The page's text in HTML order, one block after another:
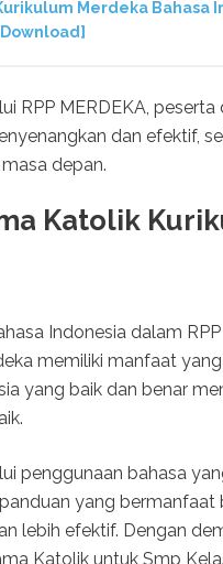
Merdeka Bahasa
RPP MERDEKA,
dan efektif,
depan.
Katolik
Indonesia dalam
memiliki manfaat
yang baik dan benar
penggunaan bahasa
yang
lebih efektif. Dengan
Katolik untuk Smp